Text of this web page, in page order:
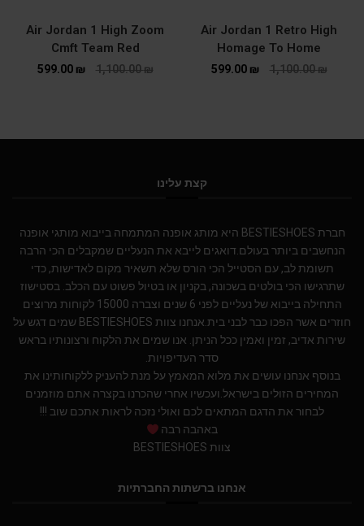
Air Jordan 1 Retro High
Homage To Home
1,100.00₪
599.00 ₪
Air Jordan 1 High Zoom
Cmft Team Red
1,100.00₪
599.00 ₪
קצת עלינו
חברת BESTIESHOES היא מותג אופנה המתמחה בייבוא מותגי אופנה
הנחשבים ביותר בעולם.דואגים לייבא את הנעליים שמקבלים הכי הרבה
תשומת לב, עם הסטייל הכי הורס שלא תשאיר מקום לאדישות, כדי
שתרגישו הכי בולטים בשכונה, בקניון או בטיול פשוט עם הכלב. בסטישוז
התחילה בייבוא של נעליים לפני 6 שנים וצברה 15000 לקוחות מרוצים
חוזרים אשר הפכו כבר לבני בית.אנחנו צוות BESTIESHOES שמים דגש על
שירות אדיב, זמין ואמין ככל הניתן. אנו שמים את הלקוח ורצונותיו בראש
סדר העדיפויות.
בנוסף אנחנו עושים את מלוא המאמץ על מנת להעניק ללקוחותינו את
המחירים הזולים בישראל.ועכשיו אחרי שהכרנו בקצרה אתם מוזמנים
לבחור את הדגם המתאים לכם ואולי נזכה לראות אתכם שוב !!!
באהבה רבה
צוות BESTIESHOES
אנחנו ברשתות החברתיות